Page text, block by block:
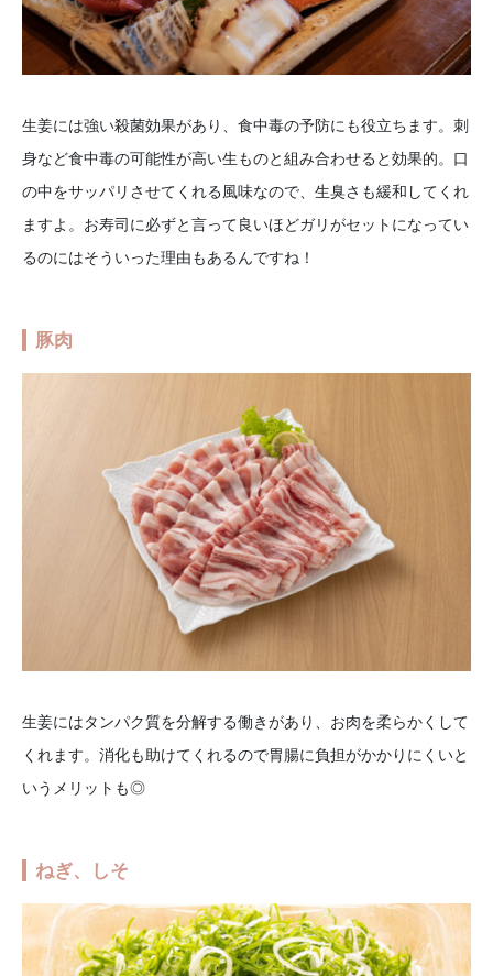
生姜には強い殺菌効果があり、食中毒の予防にも役立ちます。刺
身など食中毒の可能性が高い生ものと組み合わせると効果的。口
の中をサッパリさせてくれる風味なので、生臭さも緩和してくれ
ますよ。お寿司に必ずと言って良いほどガリがセットになってい
るのにはそういった理由もあるんですね！
豚肉
生姜にはタンパク質を分解する働きがあり、お肉を柔らかくして
くれます。消化も助けてくれるので胃腸に負担がかかりにくいと
いうメリットも◎
ねぎ、しそ